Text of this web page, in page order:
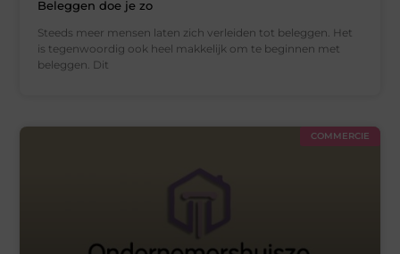
Beleggen doe je zo
Steeds meer mensen laten zich verleiden tot beleggen. Het
is tegenwoordig ook heel makkelijk om te beginnen met
beleggen. Dit
COMMERCIE